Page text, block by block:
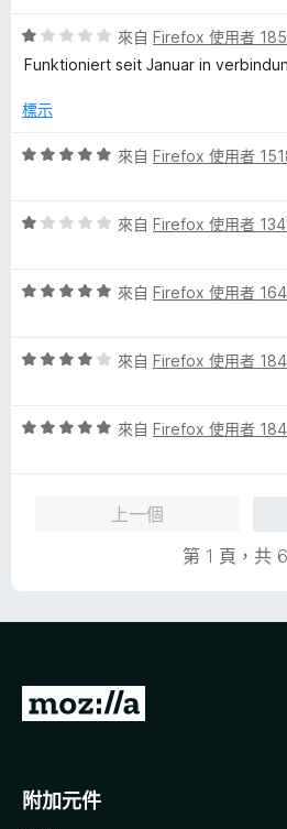
分
，
分
分
評
價
分
滿
分
來自 Firefox 使用者
Funktioniert seit Januar in
標示
評
分
分
來自 Firefox 使用者
評
分
分
來自 Firefox 使用者
評
分
分
來自 Firefox 使用者
評
分
來自 Firefox 使用者
評
來自 Firefox 使用者
上一個
第 1 頁，共
前
o
附加元件